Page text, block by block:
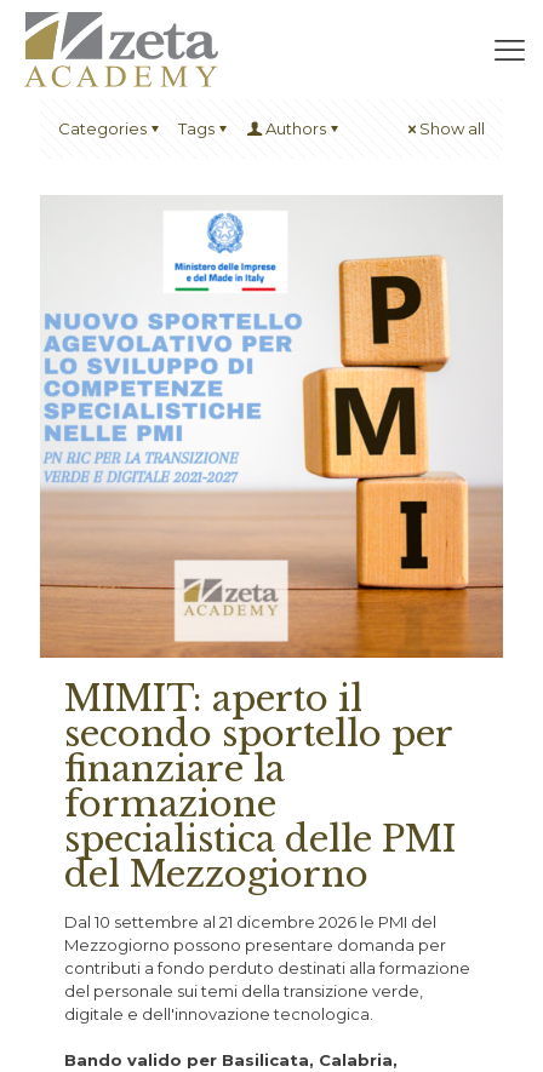
Categories Tags Authors Show all
MIMIT: aperto il
secondo sportello per
finanziare la
formazione
specialistica delle PMI
del Mezzogiorno
Dal 10 settembre al 21 dicembre 2026 le PMI del
Mezzogiorno possono presentare domanda per
contributi a fondo perduto destinati alla formazione
del personale sui temi della transizione verde,
digitale e dell'innovazione tecnologica.
Bando valido per Basilicata, Calabria,